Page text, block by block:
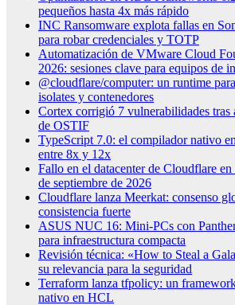
pequeños hasta 4x más rápido
INC Ransomware explota fallas en
para robar credenciales y TOTP
Automatización de VMware Cloud
2026: sesiones clave para equipos de
@cloudflare/computer: un runtime
isolates y contenedores
Cortex corrigió 7 vulnerabilidades tras
de OSTIF
TypeScript 7.0: el compilador nativo
entre 8x y 12x
Fallo en el datacenter de Cloudflare
de septiembre de 2026
Cloudflare lanza Meerkat: consenso
consistencia fuerte
ASUS NUC 16: Mini-PCs con
para infraestructura compacta
Revisión técnica: «How to Steal a
su relevancia para la seguridad
Terraform lanza tfpolicy: un
nativo en HCL